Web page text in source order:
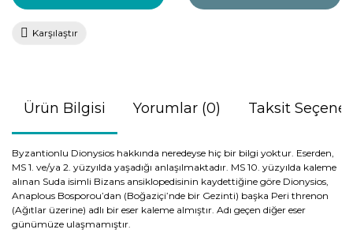
Karşılaştır
Ürün Bilgisi Yorumlar (0) Taksit
Byzantionlu Dionysios hakkında neredeyse hiç bir bilgi yoktur. Eserden,
MS 1. ve/ya 2. yüzyılda yaşadığı anlaşılmaktadır. MS 10. yüzyılda kaleme
alınan Suda isimli Bizans ansiklopedisinin kaydettiğine göre Dionysios,
Anaplous Bosporou’dan (Boğaziçi’nde bir Gezinti) başka Peri threnon
(Ağıtlar üzerine) adlı bir eser kaleme almıştır. Adı geçen diğer eser
günümüze ulaşmamıştır.